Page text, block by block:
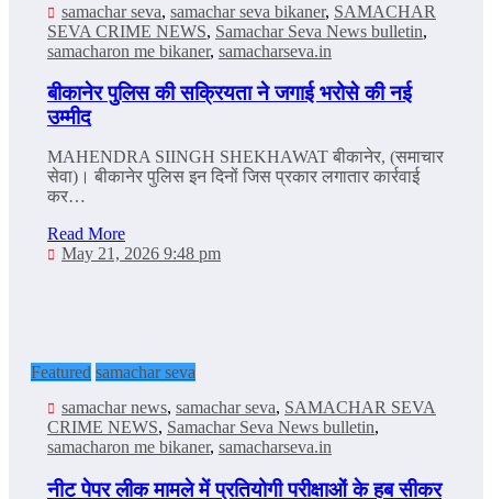
samachar seva, samachar seva bikaner, SAMACHAR
SEVA CRIME NEWS, Samachar Seva News bulletin,
samacharon me bikaner, samacharseva.in
बीकानेर पुलिस की सक्रियता ने जगाई भरोसे की नई
उम्मीद
MAHENDRA SIINGH SHEKHAWAT बीकानेर, (समाचार
सेवा)। बीकानेर पुलिस इन दिनों जिस प्रकार लगातार कार्रवाई
कर…
Read More
May 21, 2026 9:48 pm
Featured samachar seva
samachar news, samachar seva, SAMACHAR SEVA
CRIME NEWS, Samachar Seva News bulletin,
samacharon me bikaner, samacharseva.in
नीट पेपर लीक मामले में प्रतियोगी परीक्षाओं के हब सीकर